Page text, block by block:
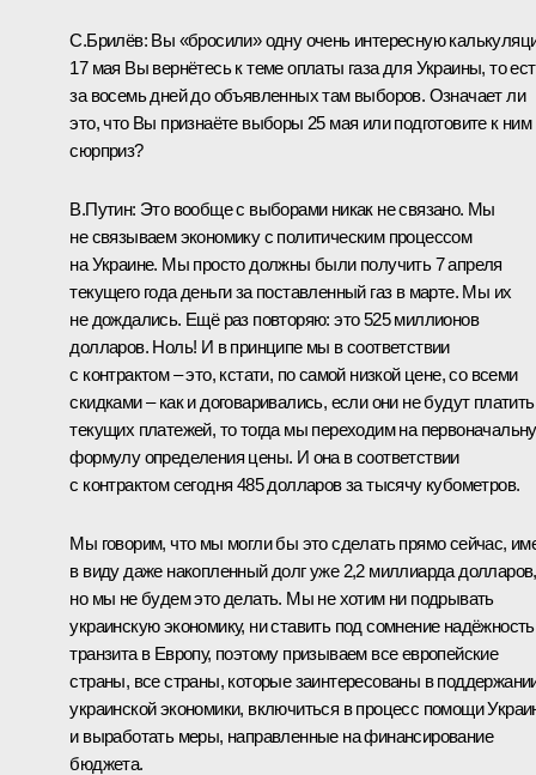
С.Брилёв: Вы «бросили» одну очень интересную
17 мая Вы вернётесь к теме оплаты газа для Украины, то
за восемь дней до объявленных там выборов. Означает ли
это, что Вы признаёте выборы 25 мая или подготовите к ним
сюрприз?
В.Путин: Это вообще с выборами никак не связано. Мы
не связываем экономику с политическим процессом
на Украине. Мы просто должны были получить 7 апреля
текущего года деньги за поставленный газ в марте. Мы их
не дождались. Ещё раз повторяю: это 525 миллионов
долларов. Ноль! И в принципе мы в соответствии
с контрактом – это, кстати, по самой низкой цене, со всеми
скидками – как и договаривались, если они не будут платить
текущих платежей, то тогда мы переходим на
формулу определения цены. И она в соответствии
с контрактом сегодня 485 долларов за тысячу кубометров.
Мы говорим, что мы могли бы это сделать прямо сейчас,
в виду даже накопленный долг уже 2,2 миллиарда долларов,
но мы не будем это делать. Мы не хотим ни подрывать
украинскую экономику, ни ставить под сомнение надёжность
транзита в Европу, поэтому призываем все европейские
страны, все страны, которые заинтересованы в
украинской экономики, включиться в процесс помощи
и выработать меры, направленные на финансирование
бюджета.